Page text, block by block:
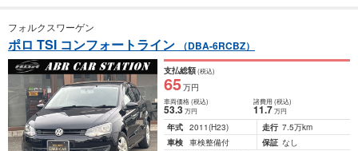
フォルクスワーゲン
ポロ TSI コンフォートライン （DBA-6RCBZ）
支払総額(税込)
65万円
車両価格(税込)
53.3万円
諸費用 (税込)
11.7 万円
年式 2011(H23) 走行 7.5万km
車検 車検整備付 保証 なし